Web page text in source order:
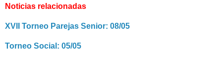
Noticias relacionadas
XVII Torneo Parejas Senior: 08/05
Torneo Social: 05/05